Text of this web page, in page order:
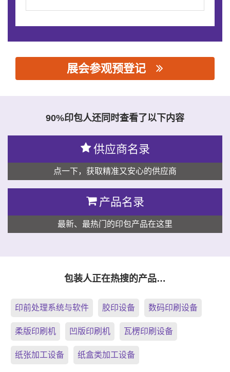
展会参观预登记
90%印包人还同时查看了以下内容
供应商名录
点一下，获取精准又安心的供应商
产品名录
最新、最热门的印包产品在这里
包装人正在热搜的产品…
印前处理系统与软件 胶印设备 数码印刷设备
柔版印刷机 凹版印刷机 瓦楞印刷设备
纸张加工设备 纸盒类加工设备